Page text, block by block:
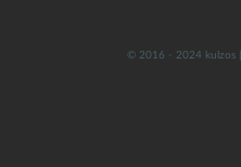
© 2016 - 2024 kulzos |